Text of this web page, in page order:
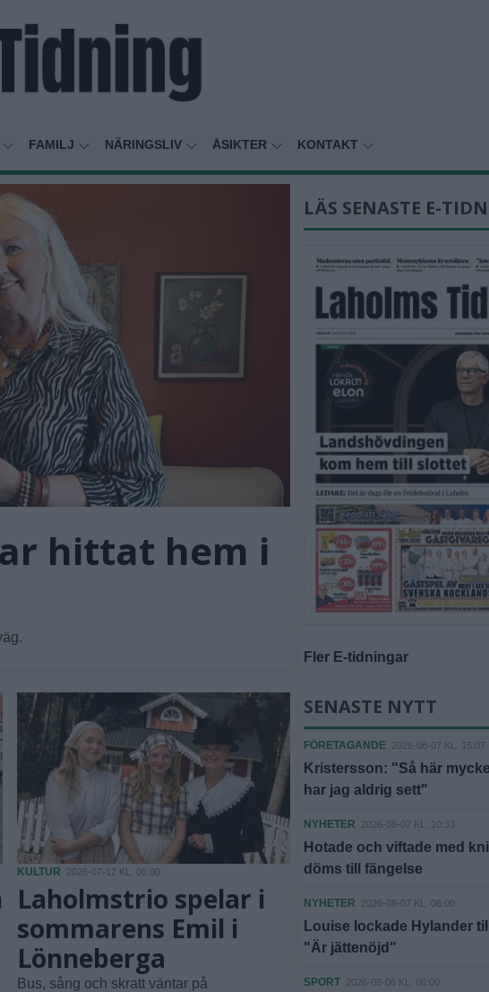
FAMILJ NÄRINGSLIV ÅSIKTER KONTAKT
hittat hem i
KULTUR 2026-07-12 KL. 06:00
Laholmstrio spelar i
sommarens Emil i
Lönneberga
Bus, sång och skratt väntar på
LÄS SENASTE E-
Fler E-tidningar
SENASTE NYTT
FÖRETAGANDE 2026-08-07 KL. 15:07
Kristersson: "Så här
har jag aldrig sett"
NYHETER 2026-08-07 KL. 10:33
Hotade och viftade med
döms till fängelse
NYHETER 2026-08-07 KL. 06:00
Louise lockade Hylander
"Är jättenöjd"
SPORT 2026-08-06 KL. 06:00